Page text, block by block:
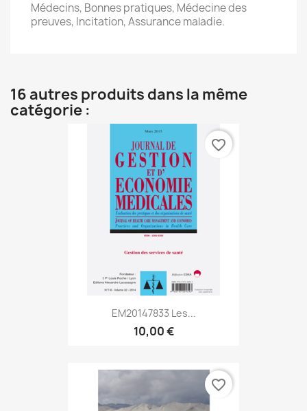
Médecins, Bonnes pratiques, Médecine des
preuves, Incitation, Assurance maladie.
16 autres produits dans la même
catégorie :
EM20147833 Les...
10,00 €
favorite_border
favorite_border